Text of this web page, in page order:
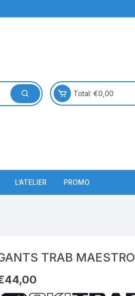
Total: €0,00
L’ATELIER PROMO
TRAB MAESTRO
44,00